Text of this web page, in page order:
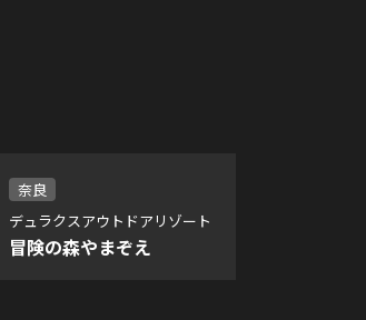
奈良
デュラクスアウトドアリゾート
冒険の森やまぞえ